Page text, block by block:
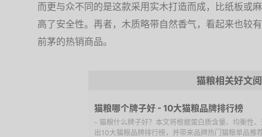
而更与众不同的是这款采用实木打造而成，比纸板或
高了安全性。再者，木质略带自然香气，看起来也较
前茅的热销商品。
猫粮相关好文
猫粮哪个牌子好 - 10大猫粮品牌排行榜
- 猫粮什么牌子好？本文将根据蛋白质含量、均衡性
出10大猫粮品牌排行榜，并带来品牌热门猫粮单品推